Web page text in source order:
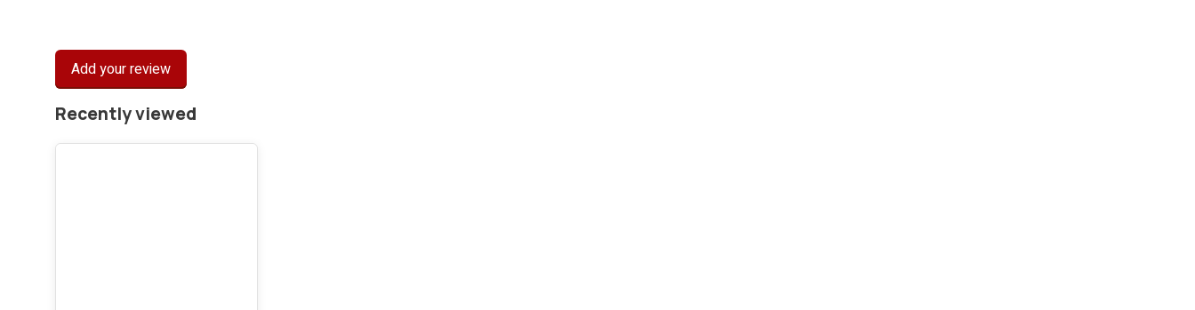
Add your review
Recently viewed